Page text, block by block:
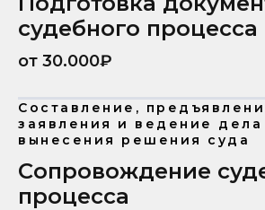
судебного процесса
от 30.000₽
Составление,
заявления и ведение дела
вынесения решения суда
Сопровождение
процесса